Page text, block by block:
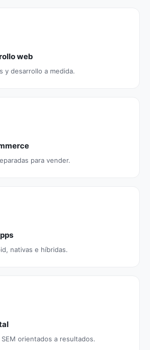
web
y desarrollo a medida.
para vender.
nativas e híbridas.
SEM orientados a resultados.